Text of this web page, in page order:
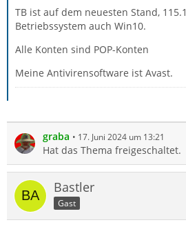
TB ist auf dem neuesten Stand,
Betriebssystem auch Win10.
Alle Konten sind POP-Konten
Meine Antivirensoftware ist Avast.
graba 17. Juni 2024 um 13:21
Hat das Thema freigeschaltet.
Bastler
Gast